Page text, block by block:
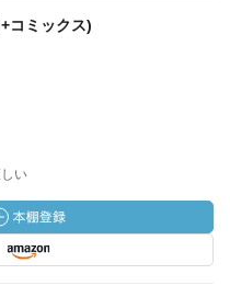
コミックス)
い